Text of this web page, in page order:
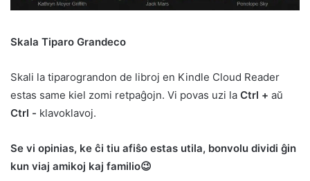
Skala Tiparo Grandeco
Skali la tiparograndon de libroj en Kindle Cloud Reader
estas same kiel zomi retpaĝojn. Vi povas uzi la Ctrl + aŭ
Ctrl - klavoklavoj.
Se vi opinias, ke ĉi tiu afiŝo estas utila, bonvolu dividi ĝin
kun viaj amikoj kaj familio😉